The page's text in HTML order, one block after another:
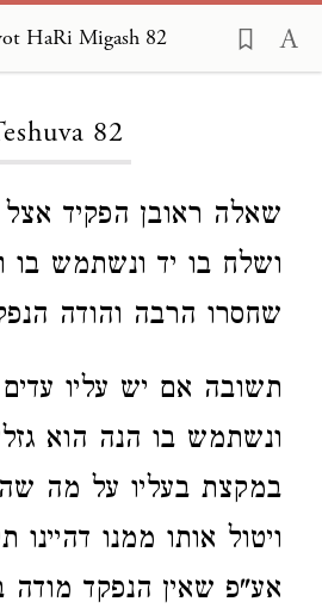
HaRi Migash 82
82
שאלה ראובן הפקיד אצל
ושלח בו יד ונשתמש בו
שחסרו הרבה והודה
תשובה אם יש עליו
ונשתמש בו הנה הוא
במקצת בעליו על מה
ויטול אותו ממנו דהיינו
אע"פ שאין הנפקד